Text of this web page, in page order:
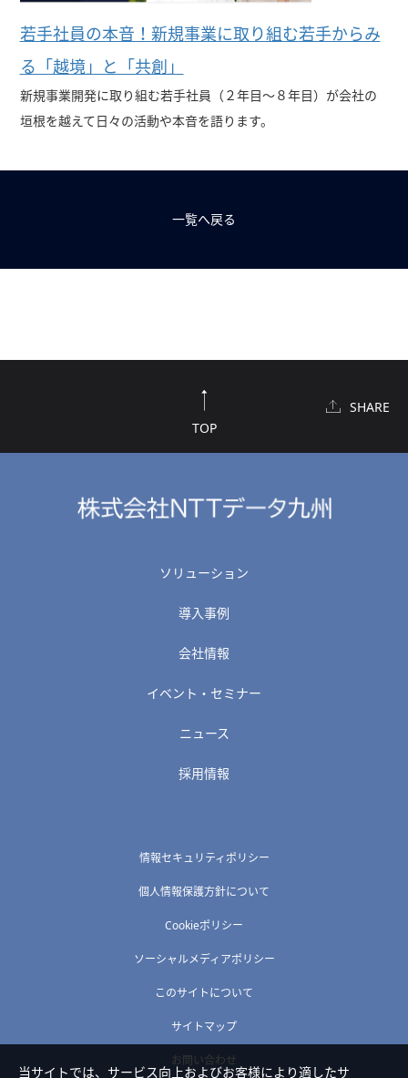
若手社員の本音！新規事業に取り組む若手からみ
る「越境」と「共創」
新規事業開発に取り組む若手社員（２年目～８年目）が会社の
垣根を越えて日々の活動や本音を語ります。
一覧へ戻る
TOP
SHARE
ソリューション
導入事例
会社情報
イベント・セミナー
ニュース
採用情報
情報セキュリティポリシー
個人情報保護方針について
Cookieポリシー
ソーシャルメディアポリシー
このサイトについて
サイトマップ
お問い合わせ
当サイトでは、サービス向上およびお客様により適したサ